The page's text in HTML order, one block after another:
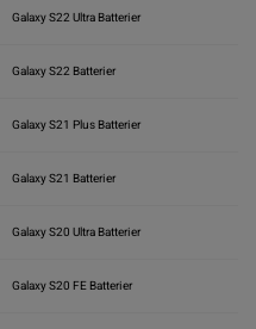
Galaxy S22 Ultra Batterier
Galaxy S22 Batterier
Galaxy S21 Plus Batterier
Galaxy S21 Batterier
Galaxy S20 Ultra Batterier
Galaxy S20 FE Batterier